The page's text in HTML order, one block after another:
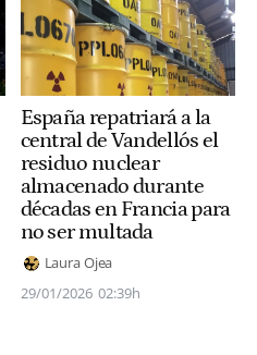
España repatriará a la
central de Vandellós el
residuo nuclear
almacenado durante
décadas en Francia para
no ser multada
Laura Ojea
29/01/2026 02:39h